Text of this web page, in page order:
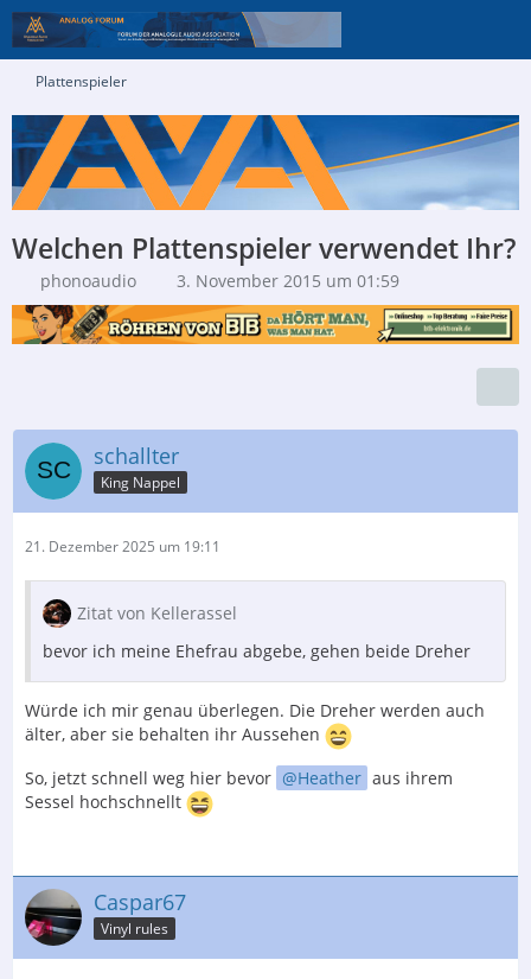
Plattenspieler
Welchen Plattenspieler verwendet Ihr?
phonoaudio 3. November 2015 um 01:59
schallter
King Nappel
21. Dezember 2025 um 19:11
Zitat von Kellerassel
bevor ich meine Ehefrau abgebe, gehen beide Dreher
Würde ich mir genau überlegen. Die Dreher werden auch
älter, aber sie behalten ihr Aussehen
So, jetzt schnell weg hier bevor
Heather aus ihrem
Sessel hochschnellt
Caspar67
Vinyl rules